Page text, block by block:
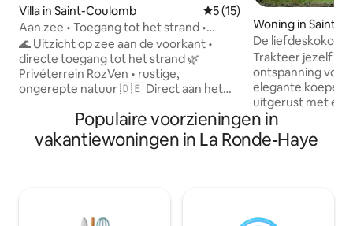
Villa in Saint-Coulomb Gemiddelde beoordeling
5 (15)
Aan zee • Toegang tot het strand •
Rustig • Gratis oplaadpunt
🌊 Uitzicht op zee aan de voorkant •
directe toegang tot het strand 🌿
Privéterrein RozVen • rustige,
ongerepte natuur 🇩🇪 Direct aan het
💼 Werken op afstand • Glasvezel
>1 Gb/s 🔌 Gratis laadpaal voor
elektrische auto's van 22 kW 🍼
Woning in Saint-
De liefdeskokon
jacuzzi'
Trakteer jezelf op
ontspanning voor
elegante koepel,
uitgerust met
het hart van
door. Deze
prachtige open
vanuit het
Populaire voorzieningen in
vakantiewoningen in La Ronde-Haye